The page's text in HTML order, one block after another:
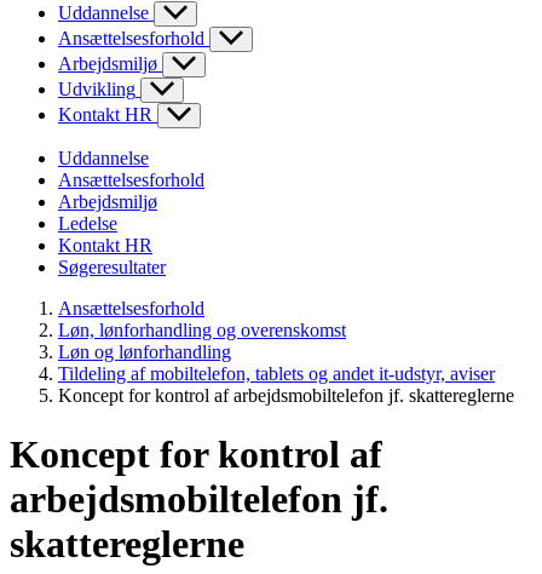
Uddannelse
Ansættelsesforhold
Arbejdsmiljø
Udvikling
Kontakt HR
Uddannelse
Ansættelsesforhold
Arbejdsmiljø
Ledelse
Kontakt HR
Søgeresultater
Ansættelsesforhold
Løn, lønforhandling og overenskomst
Løn og lønforhandling
Tildeling af mobiltelefon, tablets og andet it-udstyr, aviser
Koncept for kontrol af arbejdsmobiltelefon jf. skattereglerne
Koncept for kontrol af
arbejdsmobiltelefon jf.
skattereglerne